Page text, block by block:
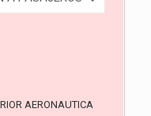
AERONAUTICA